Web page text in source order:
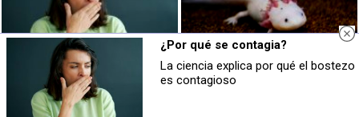
receta de los fabricantes europeos
Bruselas cambia el arancel del Tavascan
por un precio mínimo y un cupo
Stellantis y Mercedes descartan dos
gigafactorías en Italia y Alemania
¿Por qué se contagia?
La ciencia explica por qué el bostezo
es contagioso
¿Sabías que existen?
Estas criaturas existen y parecen
¿Por qué se contagia?
La ciencia explica por qué el bostezo
es contagioso